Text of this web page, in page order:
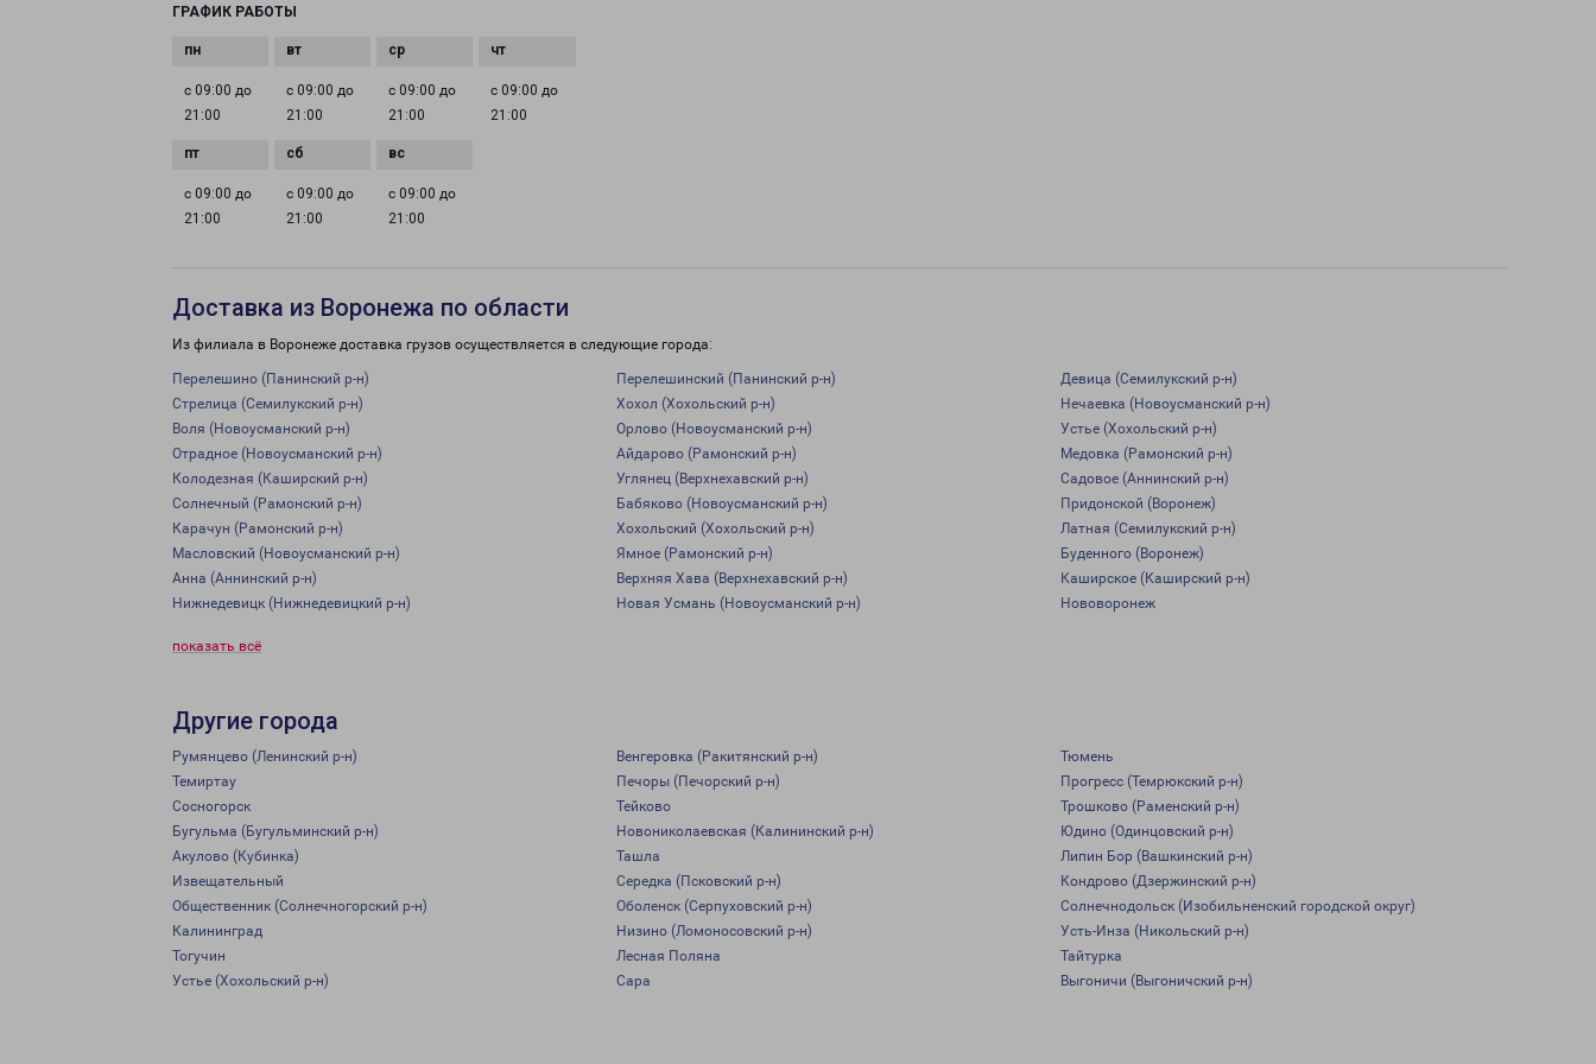
ГРАФИК РАБОТЫ
с 09:00 до
21:00
с 09:00 до
21:00
с 09:00 до
21:00
с 09:00 до
21:00
с 09:00 до
21:00
с 09:00 до
21:00
с 09:00 до
21:00
Доставка из Воронежа по области
Из филиала в Воронеже доставка грузов осуществляется в следующие города:
Перелешино (Панинский р-н) Перелешинский (Панинский р-н)
Девица (Семилукский р-н)
Стрелица (Семилукский р-н)
Хохол (Хохольский р-н)
Нечаевка (Новоусманский р-н)
Воля (Новоусманский р-н)
Орлово (Новоусманский р-н)
Устье (Хохольский р-н)
Отрадное (Новоусманский р-н)
Айдарово (Рамонский р-н)
Медовка (Рамонский р-н)
Колодезная (Каширский р-н)
Углянец (Верхнехавский р-н)
Садовое (Аннинский р-н)
Солнечный (Рамонский р-н)
Бабяково (Новоусманский р-н)
Придонской (Воронеж)
Карачун (Рамонский р-н)
Хохольский (Хохольский р-н)
Латная (Семилукский р-н)
Масловский (Новоусманский р-н)
Ямное (Рамонский р-н)
Буденного (Воронеж)
Анна (Аннинский р-н)
Верхняя Хава (Верхнехавский р-н)
Каширское (Каширский р-н)
Нижнедевицк (Нижнедевицкий р-н)
Новая Усмань (Новоусманский р-н) Нововоронеж
показать всё
Другие города
Румянцево (Ленинский р-н) Венгеровка (Ракитянский р-н)
Тюмень
Темиртау
Печоры (Печорский р-н)
Прогресс (Темрюкский р-н)
Сосногорск
Тейково
Трошково (Раменский р-н)
Бугульма (Бугульминский р-н)
Новониколаевская (Калининский р-н)
Юдино (Одинцовский р-н)
Акулово (Кубинка)
Ташла
Липин Бор (Вашкинский р-н)
Извещательный
Середка (Псковский р-н)
Кондрово (Дзержинский р-н)
Общественник (Солнечногорский р-н)
Оболенск (Серпуховский р-н)
Солнечнодольск (Изобильненский городской округ)
Калининград
Низино (Ломоносовский р-н)
Усть-Инза (Никольский р-н)
Тогучин
Лесная Поляна
Тайтурка
Устье (Хохольский р-н)
Сара Выгоничи (Выгоничский р-н)